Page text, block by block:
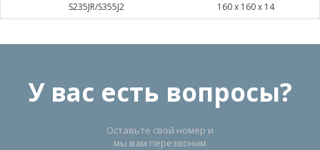
S235JR/S355J2 160 х 160 х 14
У вас есть вопросы?
Оставьте свой номер и
мы вам перезвоним